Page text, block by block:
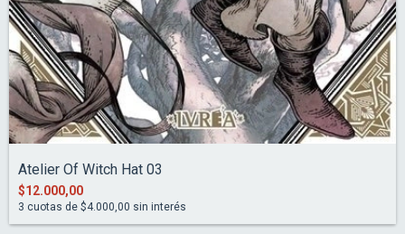
Atelier Of Witch Hat 03
$12.000,00
3 cuotas de $4.000,00 sin interés